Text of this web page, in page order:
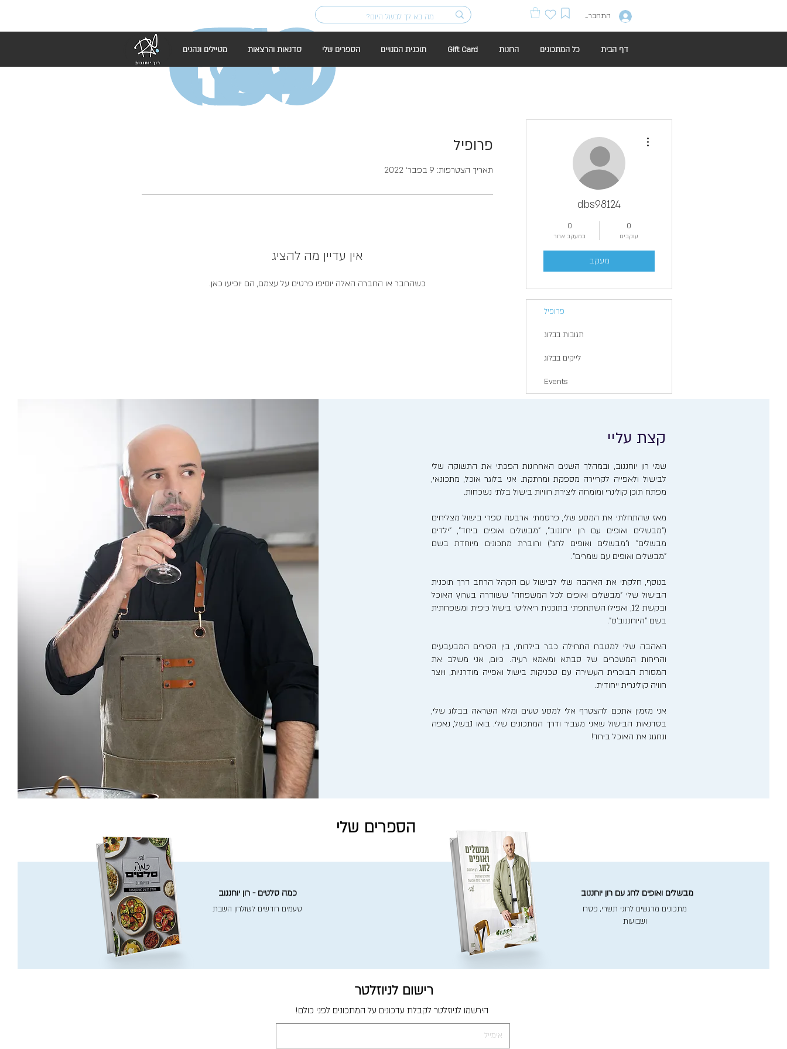
התחברות
דף הבית כל המתכונים החנות Gift Card תוכנית המנויים הספרים שלי סדנאות והרצאות מטיילים ונהנים
פרופיל
תאריך הצטרפות: 9 בפבר׳ 2022
אין עדיין מה להציג
כשהחבר או החברה האלה יוסיפו פרטים על עצמם, הם יופיעו כאן.
dbs98124
0
עוקבים
0
במעקב אחר
מעקב
פרופיל
תגובות בבלוג
לייקים בבלוג
Events
קצת עליי
שמי רון יוחננוב, ובמהלך השנים האחרונות הפכתי את התשוקה שלי
לבישול ולאפייה לקריירה מספקת ומרתקת. אני בלוגר אוכל, מתכונאי,
מפתח תוכן קולינרי ומומחה ליצירת חוויות בישול בלתי נשכחות.
מאז שהתחלתי את המסע שלי, פרסמתי ארבעה ספרי בישול מצליחים
("מבשלים ואופים עם רון יוחננוב", "מבשלים ואופים ביחד", "ילדים
מבשלים" ו"מבשלים ואופים לחג") וחוברת מתכונים מיוחדת בשם
"מבשלים ואופים עם שמרים".
בנוסף, חלקתי את האהבה שלי לבישול עם הקהל הרחב דרך תוכנית
הבישול שלי "מבשלים ואופים לכל המשפחה" ששודרה בערוץ האוכל
ובקשת 12, ואפילו השתתפתי בתוכנית ריאליטי בישול כיפית ומשפחתית
בשם "היוחננוב'ס".
האהבה שלי למטבח התחילה כבר בילדותי, בין הסירים המבעבעים
והריחות המשכרים של סבתא ומאמא רעיה. כיום, אני משלב את
המסורת הבוכרית העשירה עם טכניקות בישול ואפייה מודרניות, ויוצר
חוויה קולינרית ייחודית.
אני מזמין אתכם להצטרף אלי למסע טעים ומלא השראה בבלוג שלי,
בסדנאות הבישול שאני מעביר ודרך המתכונים שלי. בואו נבשל, נאפה
ונחגוג את האוכל ביחד!
הספרים שלי
כמה סלטים - רון יוחננוב
טעמים חדשים לשולחן השבת
מבשלים ואופים לחג עם רון יוחננוב
מתכונים מרגשים לחגי תשרי, פסח
ושבועות
רישום לניוזלטר
הירשמו לניוזלטר לקבלת עדכונים על המתכונים לפני כולם!